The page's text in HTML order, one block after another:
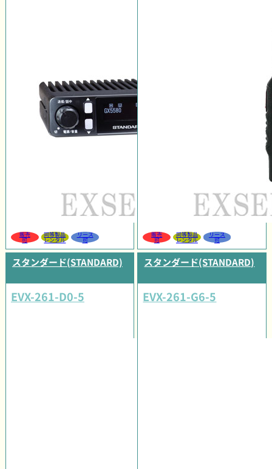
販売
可
同等製品
レンタル
リース
可
販売
可
同等製品
レンタル
リース
可
スタンダード(STANDARD)
EVX-261-D0-5
スタンダード(STANDARD)
EVX-261-G6-5